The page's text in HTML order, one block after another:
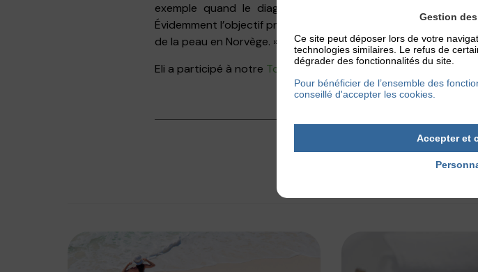
exemple quand le diagnostic d’eczéma atopique vient
Évidemment l’objectif principal est d’offrir une voix unie pour
de la peau en Norvège. »
Eli a participé à notre Tour du monde de l’Eczéma.
4
Gestion
Ce site peut déposer lors de votre
technologies similaires. Le refus de
dégrader des fonctionnalités du site.
Pour bénéficier de l’ensemble des
conseillé d'accepter les cookies.
Accepter et